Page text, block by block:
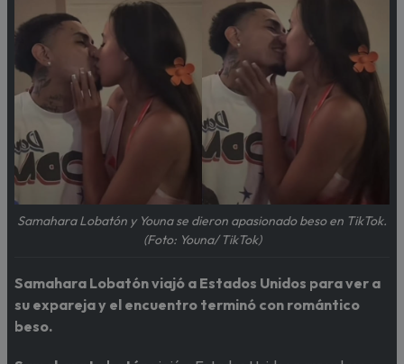
Samahara Lobatón y Youna se dieron apasionado beso en TikTok.
(Foto: Youna/ TikTok)
Samahara Lobatón viajó a Estados Unidos para ver a
su expareja y el encuentro terminó con romántico
beso.